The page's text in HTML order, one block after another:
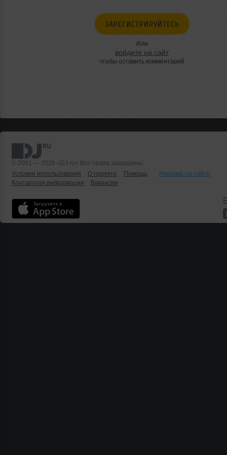
ЗАРЕГИСТРИРУЙТЕСЬ
Или
войдите на сайт
чтобы оставить комментарий
© 2001 — 2026 «DJ.ru» Все права защищены.
Условия использования
О проекте Помощь
Реклама на сайте
Контактная информация
Вакансии